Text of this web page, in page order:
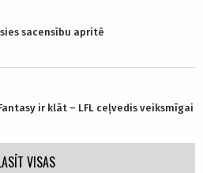
sacensību apritē
ir klāt – LFL ceļvedis veiksmīgai
VISAS